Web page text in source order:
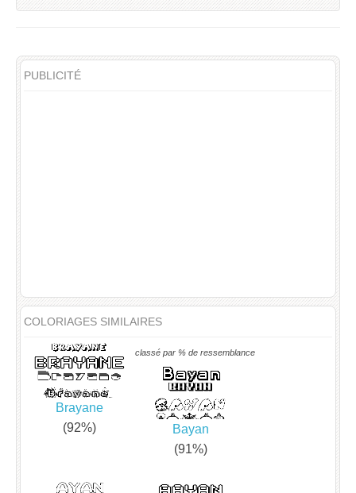
PUBLICITÉ
COLORIAGES SIMILAIRES
classé par % de ressemblance
Brayane
(92%)
Bayan
(91%)